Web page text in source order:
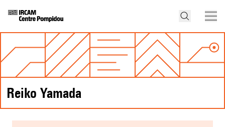
Reiko Yamada